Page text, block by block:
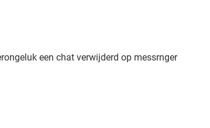
een chat verwijderd op messrnger